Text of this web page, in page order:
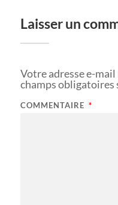
Laisser un
Votre adresse e-mail
champs obligatoires
COMMENTAIRE *